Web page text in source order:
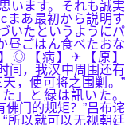
います。それも誠実
まあ最初から説明す
いたというようにパ
昼ごはん食べたおな
◎【病】✈【原】
，我汉中周围还有
，便可将之围剿。”
」と緑は訊いた。
门的规矩？”吕布诧
所以就可以无视朝廷